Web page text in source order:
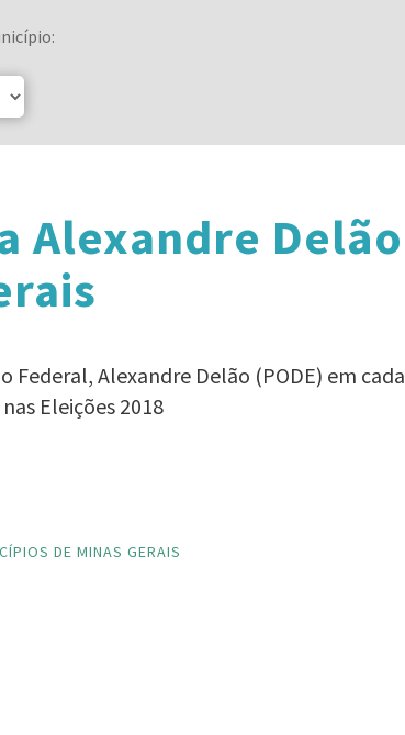
Alexandre Delão
Alexandre Delão (PODE) em cada
Eleições 2018
DE MINAS GERAIS